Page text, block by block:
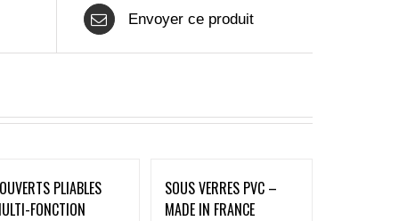
Envoyer ce produit
PLIABLES
FONCTION
SOUS VERRES PVC –
MADE IN FRANCE